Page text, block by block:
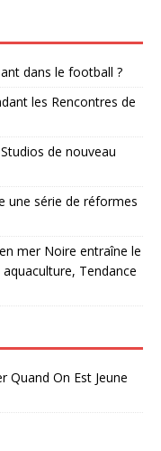
dans le football ?
les Rencontres de
de nouveau
une série de réformes
mer Noire entraîne le
Tendance
Quand On Est Jeune